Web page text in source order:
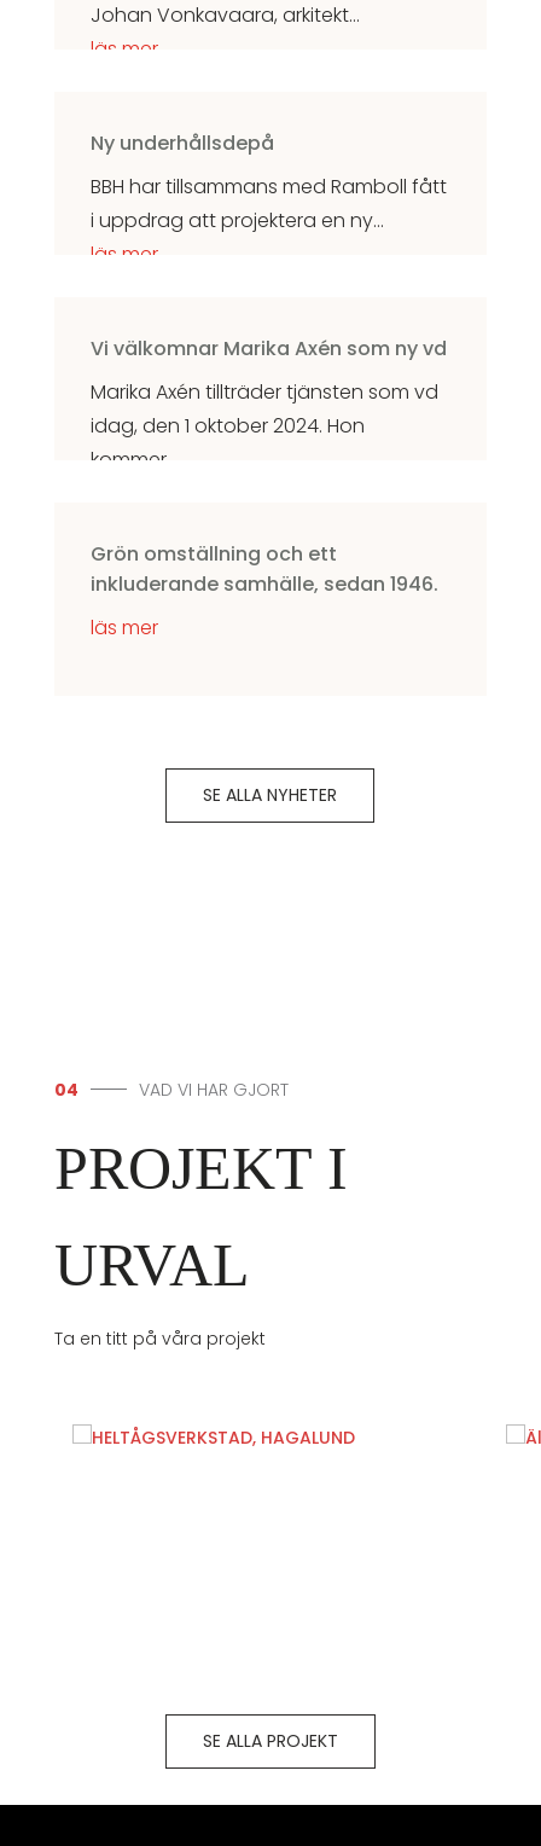
Johan Vonkavaara, arkitekt...
läs mer
Ny underhållsdepå
BBH har tillsammans med Ramboll fått
i uppdrag att projektera en ny...
läs mer
Vi välkomnar Marika Axén som ny vd
Marika Axén tillträder tjänsten som vd
idag, den 1 oktober 2024. Hon
kommer...
Grön omställning och ett
inkluderande samhälle, sedan 1946.
läs mer
SE ALLA NYHETER
04 VAD VI HAR GJORT
PROJEKT I
URVAL
Ta en titt på våra projekt
SE ALLA PROJEKT